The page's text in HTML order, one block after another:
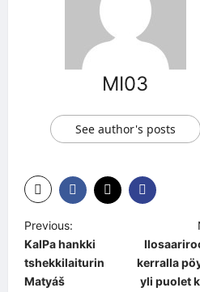
MI03
See author's posts
P
o
s
Previous:
KalPa hankki
tshekkilaiturin
Matyáš
kerralla
yli puolet